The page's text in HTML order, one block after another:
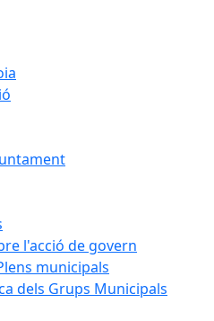
l'acció de govern
municipals
dels Grups Municipals